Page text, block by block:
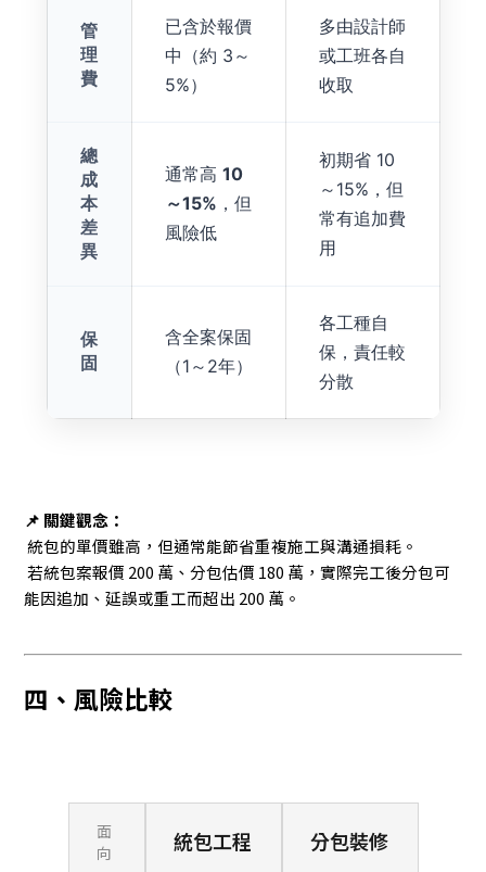
管
理
費
已含於報價
中（約 3～
5%）
多由設計師
或工班各自
收取
總
成
本
差
異
通常高 10
～15% ，但
風險低
初期省 10
～15%，但
常有追加費
用
保
固
含全案保固
（1～2年）
各工種自
保，責任較
分散
📌 關鍵觀念：
統包的單價雖高，但通常能節省重複施工與溝通損耗。
若統包案報價 200 萬、分包估價 180 萬，實際完工後分包可
能因追加、延誤或重工而超出 200 萬。
四、風險比較
面
向
統包工程 分包裝修